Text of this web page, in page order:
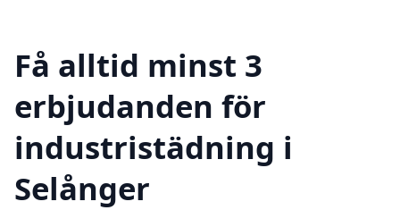
Få alltid minst 3
erbjudanden för
industristädning i
Selånger